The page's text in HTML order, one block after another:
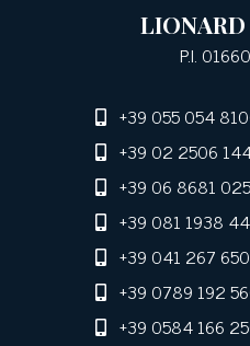
LIONARD
P.I.
+39 055 054
+39 02 2506
+39 06 8681
+39 081 1938
+39 041 267
+39 0789 192
+39 0584 166